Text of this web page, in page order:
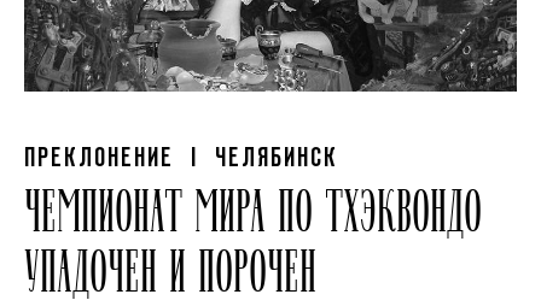
ПРЕКЛОНЕНИЕ | ЧЕЛЯБИНСК
ЧЕМПИОНАТ МИРА ПО ТХЭКВОНДО
УПАДОЧЕН И ПОРОЧЕН